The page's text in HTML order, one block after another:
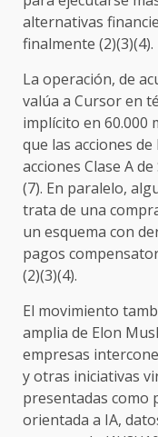
alternativas
finalmente (2)(3)(4).
La operación, de
valúa a Cursor en
implícito en 60.000
que las acciones
acciones Clase A
(7). En paralelo,
trata de una
un esquema con
pagos
(2)(3)(4).
El movimiento
amplia de Elon
empresas
y otras iniciativas
presentadas como
orientada a IA,